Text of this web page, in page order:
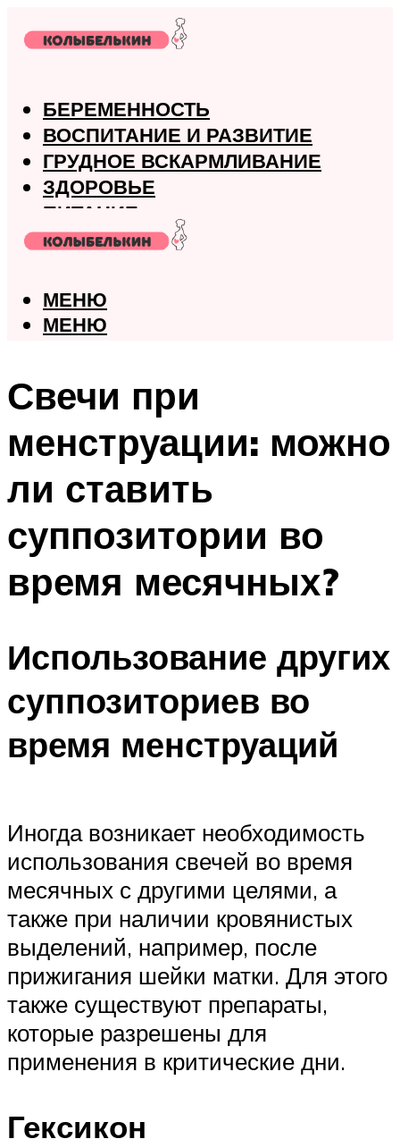
БЕРЕМЕННОСТЬ
ВОСПИТАНИЕ И РАЗВИТИЕ
ГРУДНОЕ ВСКАРМЛИВАНИЕ
ЗДОРОВЬЕ
ПИТАНИЕ
РОДЫ
МЕНЮ
МЕНЮ
Свечи при
менструации: можно
ли ставить
суппозитории во
время месячных?
Использование других
суппозиториев во
время менструаций
Иногда возникает необходимость
использования свечей во время
месячных с другими целями, а
также при наличии кровянистых
выделений, например, после
прижигания шейки матки. Для этого
также существуют препараты,
которые разрешены для
применения в критические дни.
Гексикон